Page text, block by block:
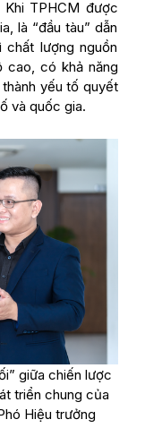
TPHCM được
là “đầu tàu” dẫn
lượng nguồn
cao, có khả năng
yếu tố quyết
và quốc gia.
giữa chiến lược
triển chung của
Hiệu trưởng